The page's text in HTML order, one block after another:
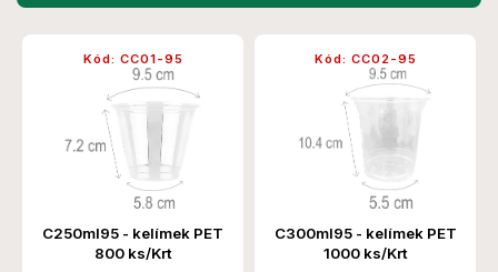
Nejdražší
Abecedně
C250ml95 - kelímek PET
800 ks/Krt
Kód: CC01-95
C300ml95 - kelímek PET
1000 ks/Krt
Kód: CC02-95